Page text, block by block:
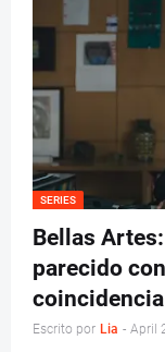
SERIES
Bellas
parecido
coincidencia
Escrito por Lia - April